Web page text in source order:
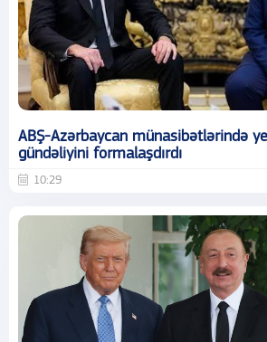
ABŞ-Azərbaycan münasibətlərində
gündəliyini formalaşdırdı
10:29